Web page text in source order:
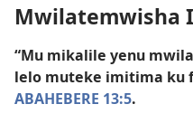
Mwilatemwisha
“Mu mikalile yenu
lelo muteke imitima ku
ABAHEBERE 13:5.